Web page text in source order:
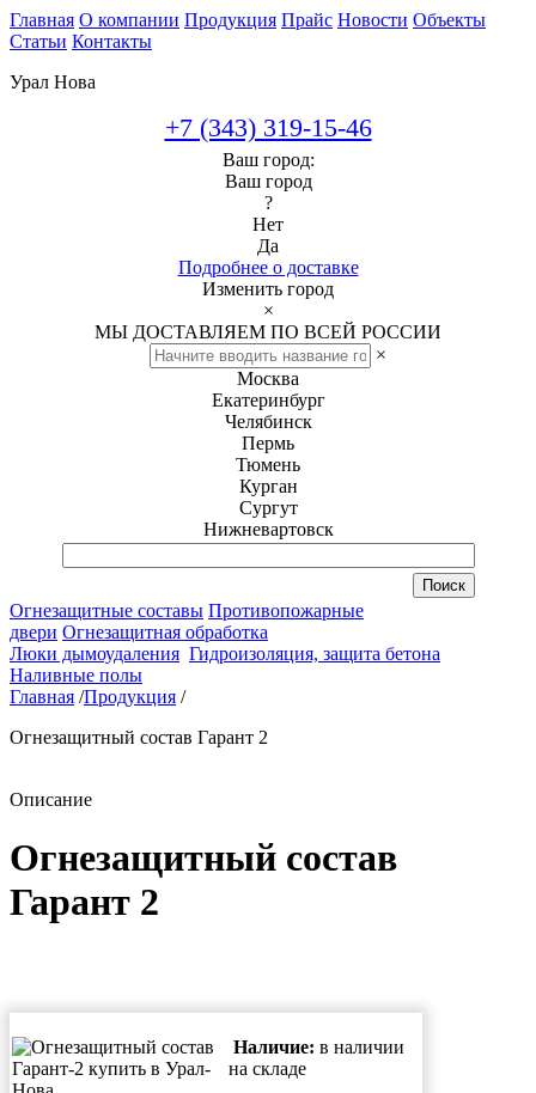
Главная О компании Продукция Прайс Новости Объекты
Статьи Контакты
Урал Нова
+7 (343) 319-15-46
Ваш город:
Ваш город
?
Нет
Да
Подробнее о доставке
Изменить город
×
МЫ ДОСТАВЛЯЕМ ПО ВСЕЙ РОССИИ
×
Москва
Екатеринбург
Челябинск
Пермь
Тюмень
Курган
Сургут
Нижневартовск
Огнезащитные составы Противопожарные
двери Огнезащитная обработка
Люки дымоудаления Гидроизоляция, защита бетона
Наливные полы
Главная /Продукция /
Огнезащитный состав Гарант 2
Описание
Огнезащитный состав
Гарант 2
Наличие: в наличии
на складе